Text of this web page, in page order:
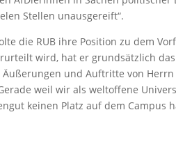
Stellen unausgereift“.
die RUB ihre Position zu dem
wird, hat er grundsätzlich
und Auftritte von
weil wir als weltoffene
keinen Platz auf dem Campus